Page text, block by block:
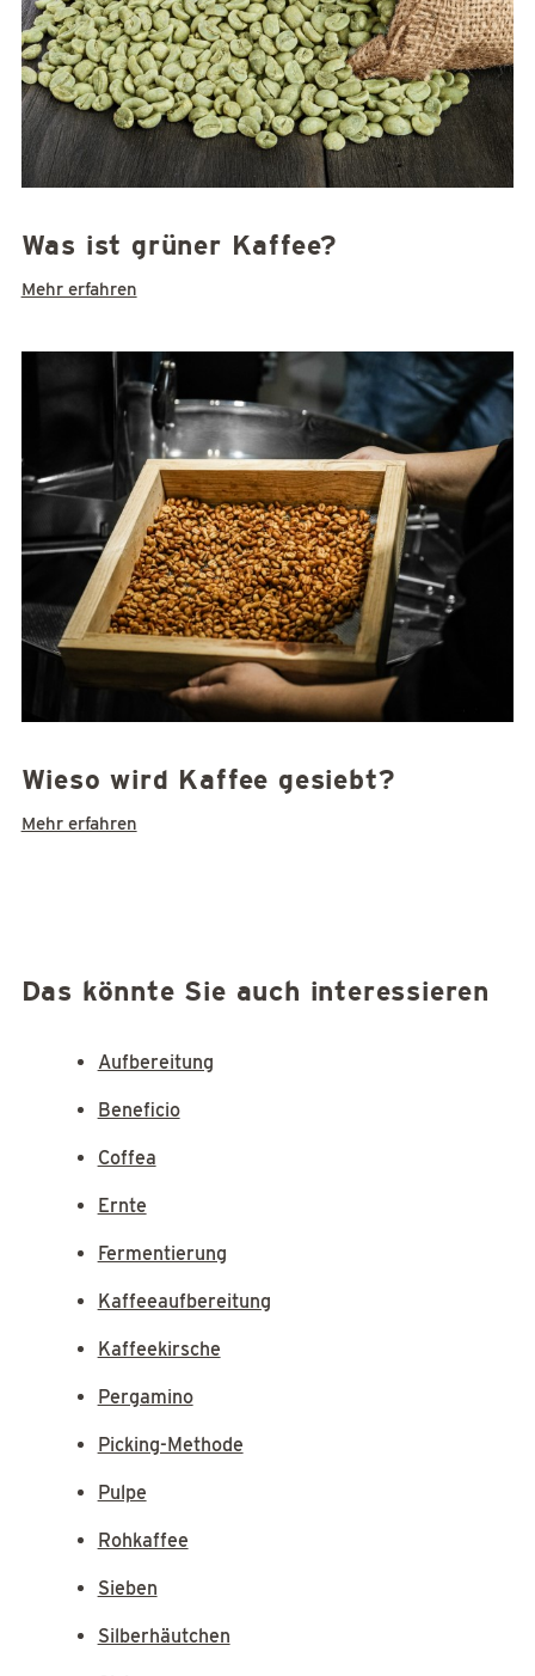
Was ist grüner Kaffee?
Mehr erfahren
Wieso wird Kaffee gesiebt?
Mehr erfahren
Das könnte Sie auch interessieren
Aufbereitung
Beneficio
Coffea
Ernte
Fermentierung
Kaffeeaufbereitung
Kaffeekirsche
Pergamino
Picking-Methode
Pulpe
Rohkaffee
Sieben
Silberhäutchen